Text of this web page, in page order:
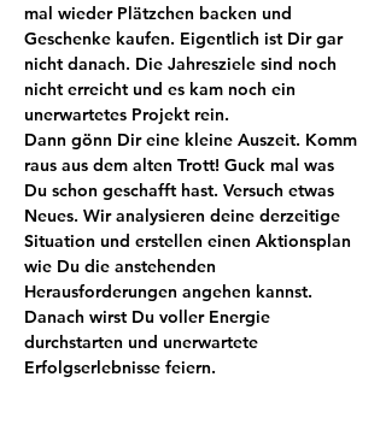
mal wieder Plätzchen backen und
Geschenke kaufen. Eigentlich ist Dir gar
nicht danach. Die Jahresziele sind noch
nicht erreicht und es kam noch ein
Dann gönn Dir eine kleine Auszeit. Komm
raus aus dem alten Trott! Guck mal was
Du schon geschafft hast. Versuch etwas
Neues. Wir analysieren deine derzeitige
Situation und erstellen einen Aktionsplan
wie Du die anstehenden
Herausforderungen angehen kannst.
Danach wirst Du voller Energie
durchstarten und unerwartete